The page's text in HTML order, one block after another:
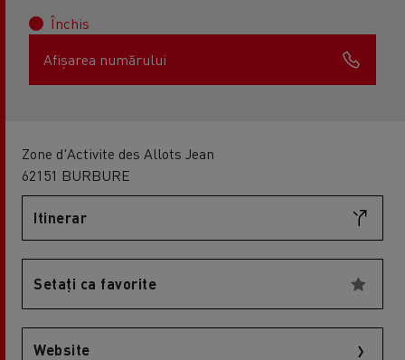
Închis
Afișarea numărului
Zone d'Activite des Allots Jean
62151 BURBURE
Itinerar
Setați ca favorite
Website